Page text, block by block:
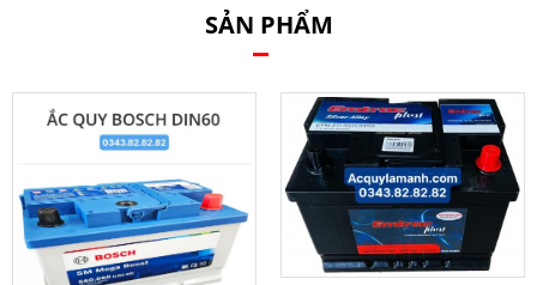
SẢN PHẨM